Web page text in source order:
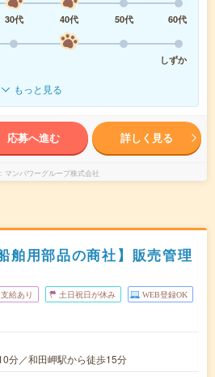
30代 40代 50代
60代
しずか
もっと見る
応募へ進む 詳しく見る
マンパワーグループ株式会社
舶用部品の商社】販売管理
給あり 土日祝日が休み WEB登録OK
分／和田岬駅から徒歩15分